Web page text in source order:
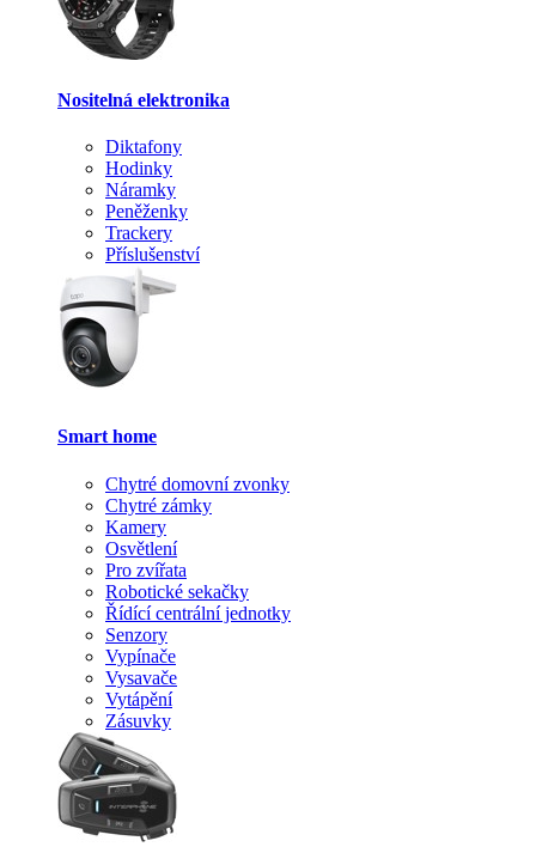
Nositelná elektronika
Diktafony
Hodinky
Náramky
Peněženky
Trackery
Příslušenství
Smart home
Chytré domovní zvonky
Chytré zámky
Kamery
Osvětlení
Pro zvířata
Robotické sekačky
Řídící centrální jednotky
Senzory
Vypínače
Vysavače
Vytápění
Zásuvky